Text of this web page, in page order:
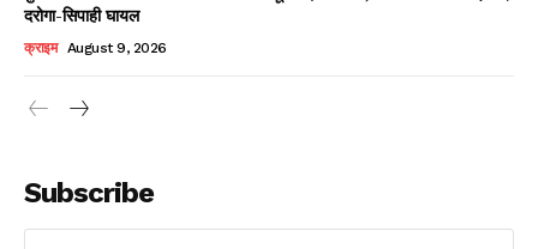
Read Latest News on AIN
दरोगा-सिपाही घायल
क्राइम August 9, 2026
Subscribe